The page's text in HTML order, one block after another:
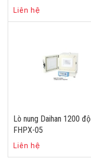
Liên hệ
Lò nung Daihan 1200 độ
FHPX-05
Liên hệ